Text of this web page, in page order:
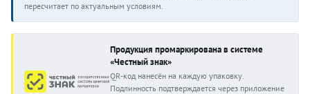
пересчитает по актуальным условиям.
Продукция промаркирована в системе
«Честный знак»
QR-код нанесён на каждую упаковку.
Подлинность подтверждается через приложение